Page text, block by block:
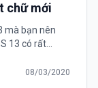
chữ mới
mà bạn nên
08/03/2020